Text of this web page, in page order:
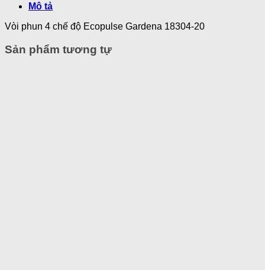
Mô tả
Vòi phun 4 chế độ Ecopulse Gardena 18304-20
Sản phẩm tương tự